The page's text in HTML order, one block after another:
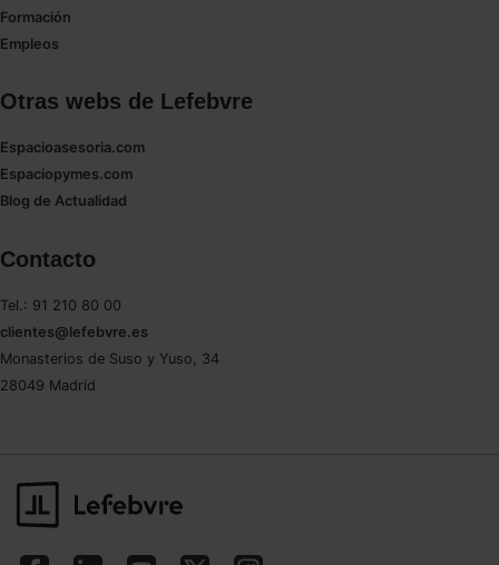
Formación
Empleos
Otras webs de Lefebvre
Espacioasesoria.com
Espaciopymes.com
Blog de Actualidad
Contacto
Tel.: 91 210 80 00
clientes@lefebvre.es
Monasterios de Suso y Yuso, 34
28049 Madrid